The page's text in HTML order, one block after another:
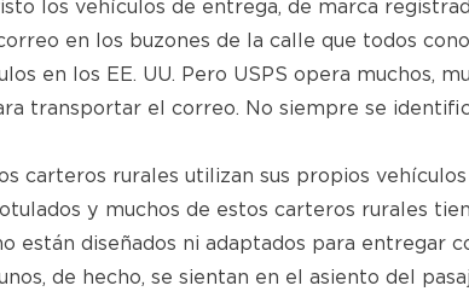
los vehículos de entrega, de marca
en los buzones de la calle que todos
en los EE. UU. Pero USPS opera muchos,
transportar el correo. No siempre se
carteros rurales utilizan sus propios
y muchos de estos carteros rurales
están diseñados ni adaptados para
de hecho, se sientan en el asiento del